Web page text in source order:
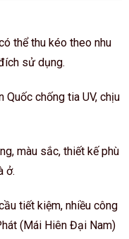
thể thu kéo theo nhu
sử dụng.
Quốc chống tia UV, chịu
màu sắc, thiết kế phù
ở.
tiết kiệm, nhiều công
(Mái Hiên Đại Nam)